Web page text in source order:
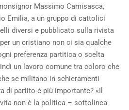
Massimo Camisasca,
Emilia, a un gruppo di cattolici
diversi e pubblicato sulla rivista
un cristiano non ci sia qualche
preferenza partitica o scelta
un lavoro comune tra coloro che
se militano in schieramenti
di partito è più importante? «Il
non è la politica – sottolinea